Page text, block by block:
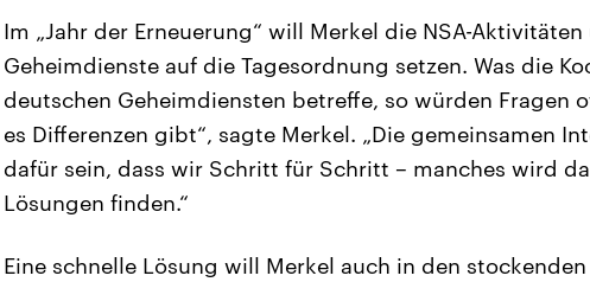
Im „Jahr der Erneuerung“ will Merkel die NSA-
Geheimdienste auf die Tagesordnung setzen. Was die
deutschen Geheimdiensten betreffe, so würden Fragen
es Differenzen gibt“, sagte Merkel. „Die gemeinsamen
dafür sein, dass wir Schritt für Schritt – manches wird
Lösungen finden.“
Eine schnelle Lösung will Merkel auch in den